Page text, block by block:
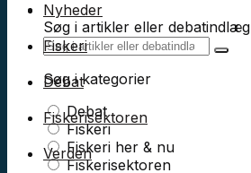
Søg i artikler eller debatindlæg
Søg i kategorier
Debat
Fiskeri
Fiskeri her & nu
Fiskerisektoren
Nyheder
Fiskeri
Debat
Fiskerisektoren
Verden